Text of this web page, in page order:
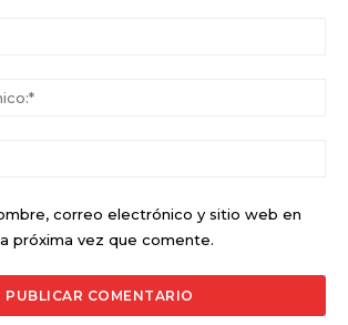
correo electrónico y sitio web en
próxima vez que comente.